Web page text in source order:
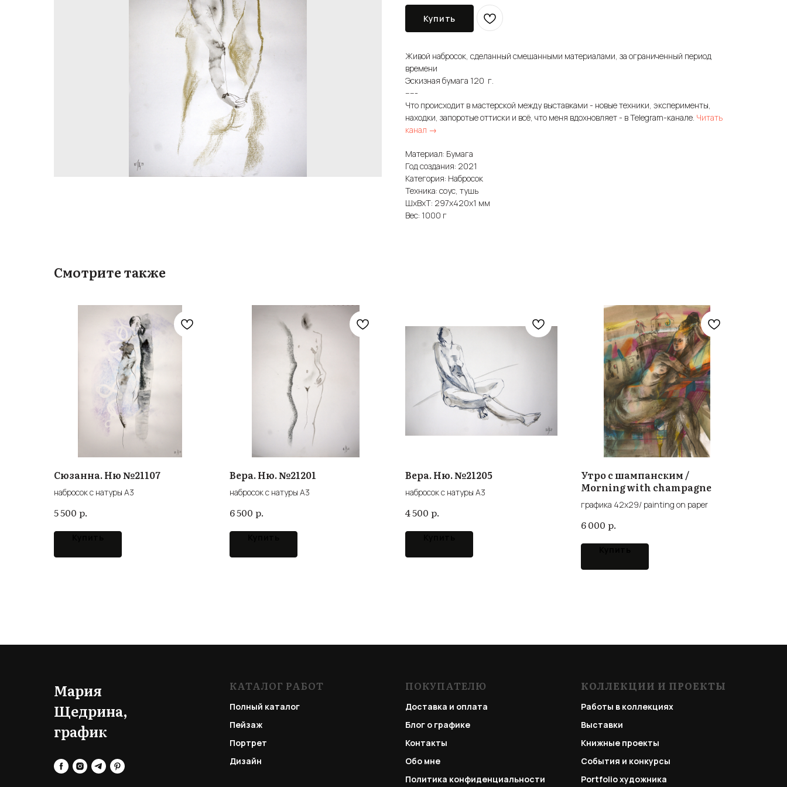
Купить
Живой набросок, сделанный смешанными материалами, за ограниченный период
времени
Эскизная бумага 120 г.
-----
Что происходит в мастерской между выставками - новые техники, эксперименты,
находки, запоротые оттиски и всё, что меня вдохновляет - в Telegram-канале. Читать
канал →
Материал: Бумага
Год создания: 2021
Категория: Набросок
Техника: соус, тушь
ШxВxТ: 297x420x1 мм
Вес: 1000 г
Смотрите также
Сюзанна. Ню №21107
набросок с натуры А3
5 500 р.
Вера. Ню. №21201
набросок с натуры А3
6 500 р.
Вера. Ню. №21205
набросок с натуры А3
4 500 р.
Утро с шампанским /
Morning with champagne
графика 42х29/ painting on paper
6 000 р.
Мария
Щедрина,
график
КАТАЛОГ РАБОТ
Полный каталог
Пейзаж
Портрет
Дизайн
ПОКУПАТЕЛЮ
Доставка и оплата
Блог о графике
Контакты
Обо мне
Политика конфиденциальности
КОЛЛЕКЦИИ И ПРОЕКТЫ
Работы в коллекциях
Выставки
Книжные проекты
События и конкурсы
Portfolioхудожника